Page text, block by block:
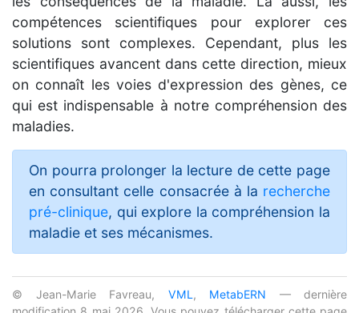
compétences scientifiques pour explorer ces
solutions sont complexes. Cependant, plus les
scientifiques avancent dans cette direction, mieux
on connaît les voies d'expression des gènes, ce
qui est indispensable à notre compréhension des
maladies.
On pourra prolonger la lecture de cette page
en consultant celle consacrée à la recherche
pré-clinique, qui explore la compréhension la
maladie et ses mécanismes.
© Jean-Marie Favreau, VML , MetabERN — dernière